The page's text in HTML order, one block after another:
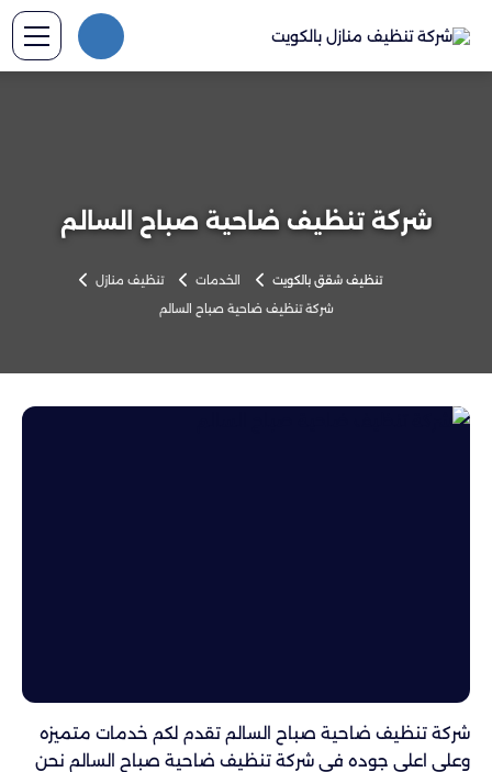
شركة تنظيف ضاحية صباح السالم
تنظيف شقق بالكويت الخدمات
تنظيف منازل
شركة تنظيف ضاحية صباح السالم
شركة تنظيف ضاحية صباح السالم تقدم لكم خدمات متميزه
وعلي اعلي جوده في شركة تنظيف ضاحية صباح السالم نحن